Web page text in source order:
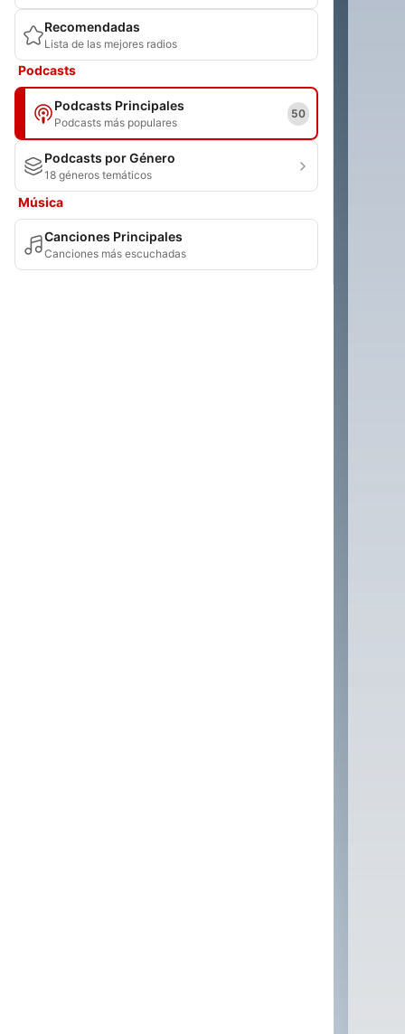
Recomendadas
Lista de las mejores radios
Podcasts
Podcasts Principales
Podcasts más populares
50
Podcasts por Género
18 géneros temáticos
Música
Canciones Principales
Canciones más escuchadas